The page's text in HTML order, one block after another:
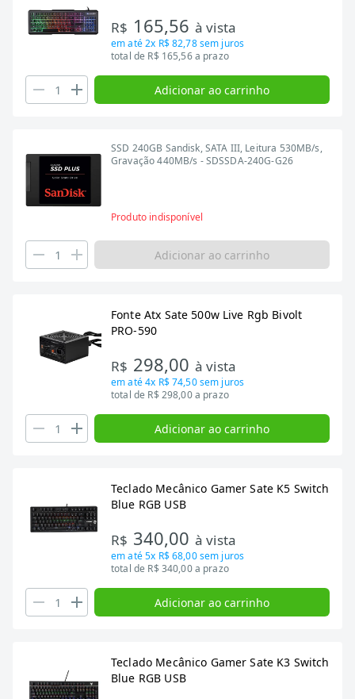
R$ 165,56 à vista
em até2x R$ 82,78sem juros
total de R$ 165,56 a prazo
Adicionar ao carrinho
SSD 240GB Sandisk, SATA III, Leitura 530MB/s,
Gravação 440MB/s - SDSSDA-240G-G26
Produto indisponível
Adicionar ao carrinho
Fonte Atx Sate 500w Live Rgb Bivolt
PRO-590
R$ 298,00 à vista
em até4x R$ 74,50sem juros
total de R$ 298,00 a prazo
Adicionar ao carrinho
Teclado Mecânico Gamer Sate K5 Switch
Blue RGB USB
R$ 340,00 à vista
em até5x R$ 68,00sem juros
total de R$ 340,00 a prazo
Adicionar ao carrinho
Teclado Mecânico Gamer Sate K3 Switch
Blue RGB USB